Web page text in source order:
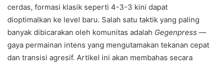
cerdas, formasi klasik seperti 4-3-3 kini dapat
dioptimalkan ke level baru. Salah satu taktik yang paling
banyak dibicarakan oleh komunitas adalah Gegenpress —
gaya permainan intens yang mengutamakan tekanan cepat
dan transisi agresif. Artikel ini akan membahas secara